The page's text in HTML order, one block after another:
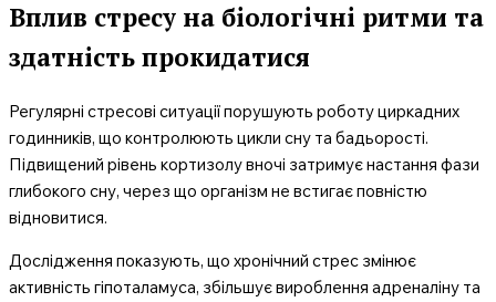
Вплив стресу на біологічні ритми та
здатність прокидатися
Регулярні стресові ситуації порушують роботу циркадних
годинників, що контролюють цикли сну та бадьорості.
Підвищений рівень кортизолу вночі затримує настання фази
глибокого сну, через що організм не встигає повністю
відновитися.
Дослідження показують, що хронічний стрес змінює
активність гіпоталамуса, збільшує вироблення адреналіну та